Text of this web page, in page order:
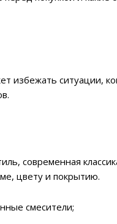
избежать ситуации,
современная
цвету и покрытию.
смесители;